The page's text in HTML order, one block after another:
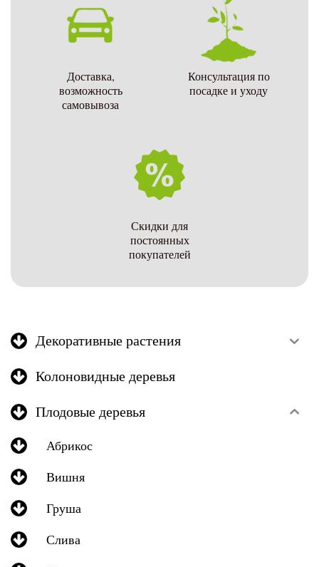
Декоративные растения
Колоновидные деревья
Плодовые деревья
Абрикос
Вишня
Груша
Слива
Доставка,
возможность
самовывоза
Консультация по
посадке и уходу
Скидки для
постоянных
покупателей